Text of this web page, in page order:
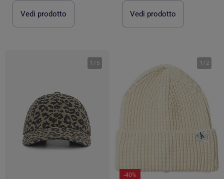
Vedi prodotto Vedi prodotto
1 / 5 1 / 2
-40%